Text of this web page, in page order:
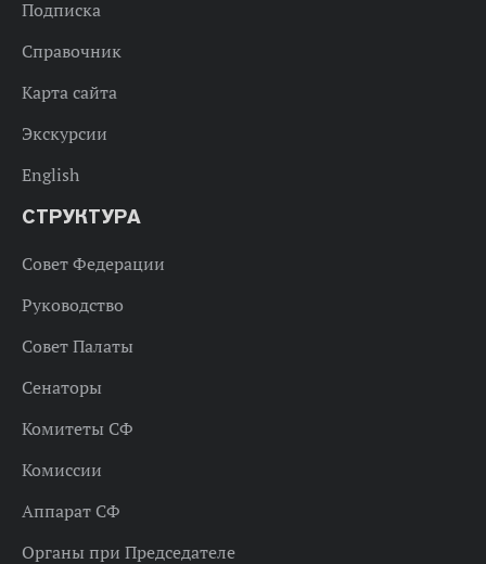
Подписка
Справочник
Карта сайта
Экскурсии
English
СТРУКТУРА
Совет Федерации
Руководство
Совет Палаты
Сенаторы
Комитеты СФ
Комиссии
Аппарат СФ
Органы при Председателе